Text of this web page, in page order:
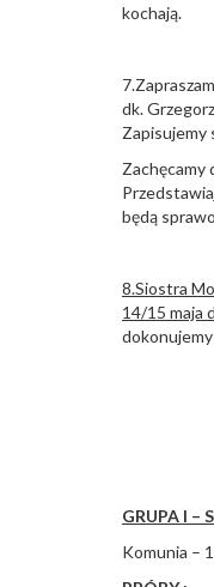
kochają.
dk.
Zapisujemy
Zachęcamy
będą
8.Siostra
14/15 maja
GRUPA I –
Komunia –